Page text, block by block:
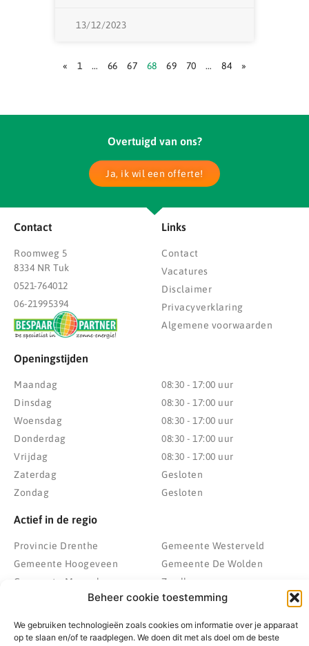
Beheer cookie toestemming
We gebruiken technologieën zoals cookies om informatie over je apparaat
op te slaan en/of te raadplegen. We doen dit met als doel om de beste
13/12/2023
« 1 … 66 67 68 69 70 … 84 »
Overtuigd van ons?
Ja, ik wil een offerte!
Contact
Roomweg 5
8334 NR Tuk
0521-764012
06-21995394
Links
Contact
Vacatures
Disclaimer
Privacyverklaring
Algemene voorwaarden
Openingstijden
Maandag
Dinsdag
Woensdag
Donderdag
Vrijdag
Zaterdag
Zondag
08:30 - 17:00 uur
08:30 - 17:00 uur
08:30 - 17:00 uur
08:30 - 17:00 uur
08:30 - 17:00 uur
Gesloten
Gesloten
Actief in de regio
Provincie Drenthe
Gemeente Hoogeveen
Gemeente Meppel
Gemeente Midden-Drenthe
Gemeente Noordoostpolder
Gemeente Westerveld
Gemeente De Wolden
Zwolle
Heerenveen
Emmeloord